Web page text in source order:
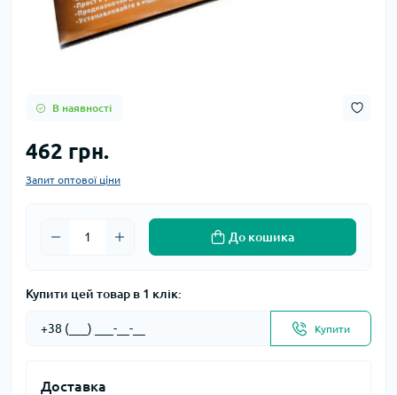
В наявності
462 грн.
Запит оптової ціни
До кошика
Купити цей товар в 1 клік:
Купити
Доставка